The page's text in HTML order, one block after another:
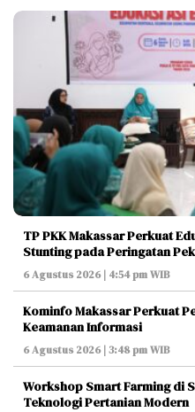
TP PKK Makassar Perkuat
Stunting pada Peringatan
6 Agustus 2026 | 4:54 pm WIB
Kominfo Makassar Perkuat
Keamanan Informasi
6 Agustus 2026 | 3:48 pm WIB
Workshop Smart Farming di
Teknologi Pertanian Modern